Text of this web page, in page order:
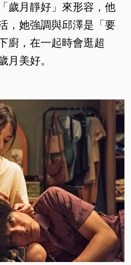
歲月靜好」來形容，他
，她強調與邱澤是「要
廚，在一起時會逛超
月美好。